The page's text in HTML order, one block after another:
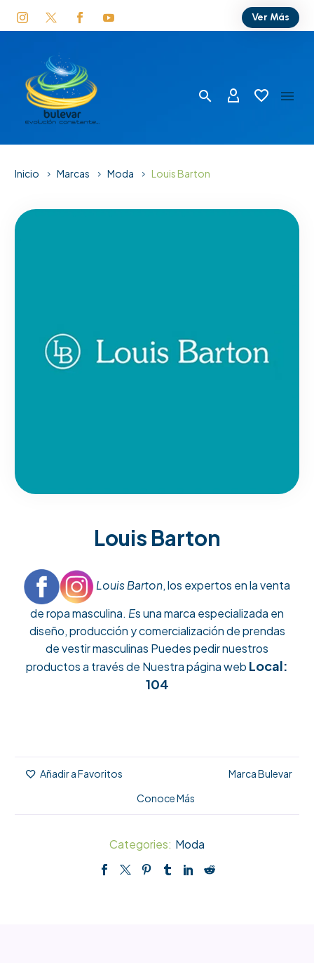
Ver Más
Inicio Marcas Moda Louis Barton
Louis Barton
Louis Barton, los expertos en la venta
de ropa masculina. Es una marca especializada en
diseño, producción y comercialización de prendas
de vestir masculinas Puedes pedir nuestros
productos a través de Nuestra página web Local:
104
Añadir a Favoritos
Marca Bulevar
Conoce Más
Categories: Moda